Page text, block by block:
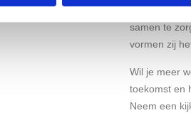
samen te
vormen zij
Wil je meer
toekomst en
Neem een